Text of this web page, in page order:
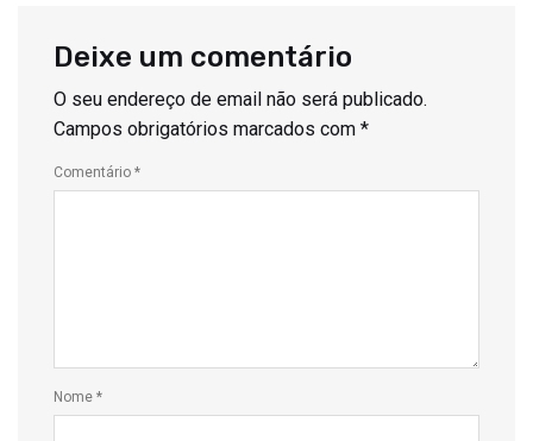
Deixe um comentário
O seu endereço de email não será publicado.
Campos obrigatórios marcados com *
Comentário *
Nome *